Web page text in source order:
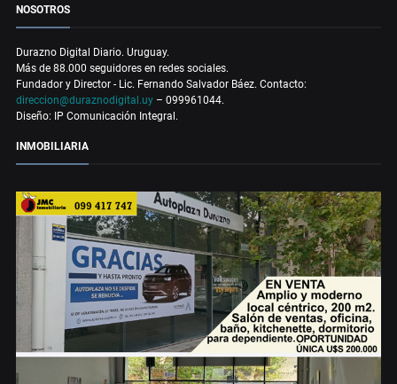
NOSOTROS
Durazno Digital Diario. Uruguay.
Más de 88.000 seguidores en redes sociales.
Fundador y Director - Lic. Fernando Salvador Báez. Contacto:
direccion@duraznodigital.uy – 099961044.
Diseño: IP Comunicación Integral.
INMOBILIARIA